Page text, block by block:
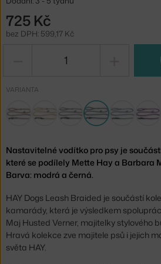
725 Kč
bez DPH: 599,17 Kč
VARIANTA
Nastavitelné vodítko pro psy je
které se podílely Mette Hay a Barbara
Barva: modrá a černá.
HAY Dogs Leash Braided je součástí
kamarády, která je výsledkem
Maj Husted Verner, majitelky stylového
Hravá kolekce zve majitele psů i jejich
světa HAY.